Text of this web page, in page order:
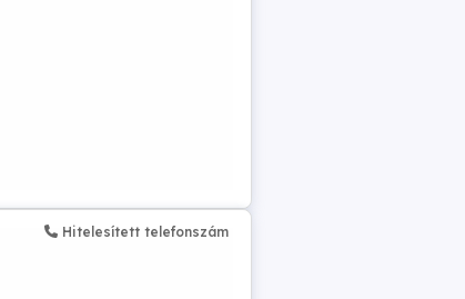
Hitelesített telefonszám